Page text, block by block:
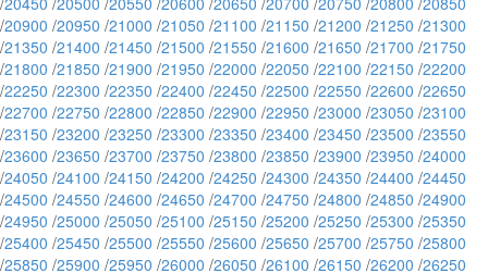
/20900 /20950 /21000 /21050 /21100 /21150 /21200 /21250 /21300
/21350 /21400 /21450 /21500 /21550 /21600 /21650 /21700 /21750
/21800 /21850 /21900 /21950 /22000 /22050 /22100 /22150 /22200
/22250 /22300 /22350 /22400 /22450 /22500 /22550 /22600 /22650
/22700 /22750 /22800 /22850 /22900 /22950 /23000 /23050 /23100
/23150 /23200 /23250 /23300 /23350 /23400 /23450 /23500 /23550
/23600 /23650 /23700 /23750 /23800 /23850 /23900 /23950 /24000
/24050 /24100 /24150 /24200 /24250 /24300 /24350 /24400 /24450
/24500 /24550 /24600 /24650 /24700 /24750 /24800 /24850 /24900
/24950 /25000 /25050 /25100 /25150 /25200 /25250 /25300 /25350
/25400 /25450 /25500 /25550 /25600 /25650 /25700 /25750 /25800
/25850 /25900 /25950 /26000 /26050 /26100 /26150 /26200 /26250